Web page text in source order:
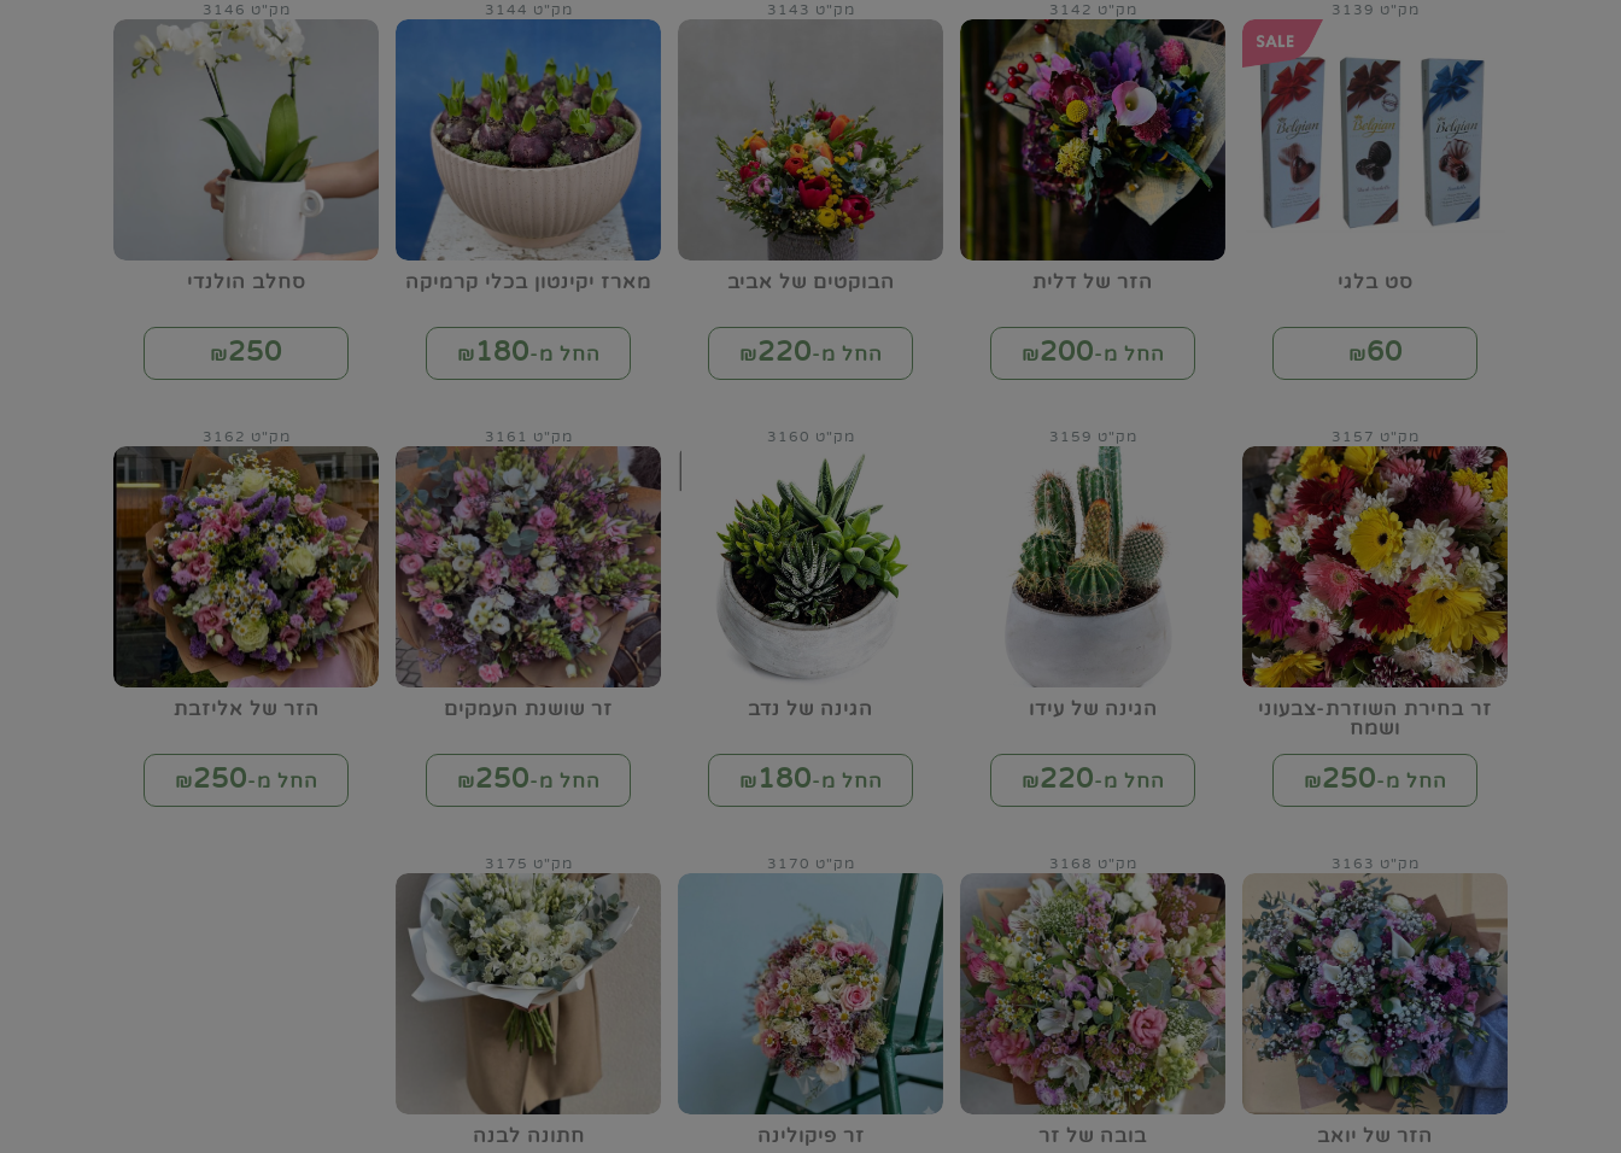
סט בלגי
מק"ט 3139
₪60
הזר של דלית
מק"ט 3142
החל מ-₪200
הבוקטים של אביב
מק"ט 3143
החל מ-₪220
מארז יקינטון בכלי קרמיקה
מק"ט 3144
החל מ-₪180
סחלב הולנדי
מק"ט 3146
₪250
זר בחירת השוזרת-צבעוני
ושמח
מק"ט 3157
החל מ-₪250
הגינה של עידו
מק"ט 3159
החל מ-₪220
הגינה של נדב
מק"ט 3160
החל מ-₪180
זר שושנת העמקים
מק"ט 3161
החל מ-₪250
הזר של אליזבת
מק"ט 3162
החל מ-₪250
הזר של יואב
מק"ט 3163
בובה של זר
מק"ט 3168
זר פיקולינה
מק"ט 3170
חתונה לבנה
מק"ט 3175